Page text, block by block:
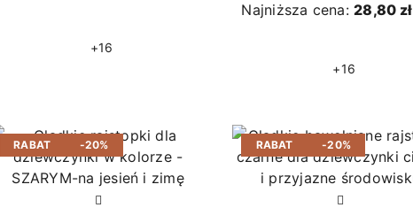
+16
Najniższa cena:28,80 zł
+16
RABAT -20% RABAT -20%